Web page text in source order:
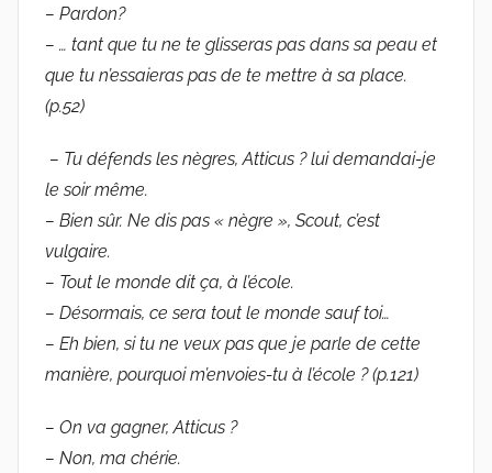
– Pardon?
– … tant que tu ne te glisseras pas dans sa peau et
que tu n’essaieras pas de te mettre à sa place.
(p.52)
– Tu défends les nègres, Atticus ? lui demandai-je
le soir même.
– Bien sûr. Ne dis pas « nègre », Scout, c’est
vulgaire.
– Tout le monde dit ça, à l’école.
– Désormais, ce sera tout le monde sauf toi…
– Eh bien, si tu ne veux pas que je parle de cette
manière, pourquoi m’envoies-tu à l’école ? (p.121)
– On va gagner, Atticus ?
– Non, ma chérie.